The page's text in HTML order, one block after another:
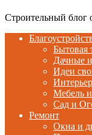
Строительный блог
Бытовая
Дачные
Идеи
Мебель и
Сад и
Ремонт
Окна и